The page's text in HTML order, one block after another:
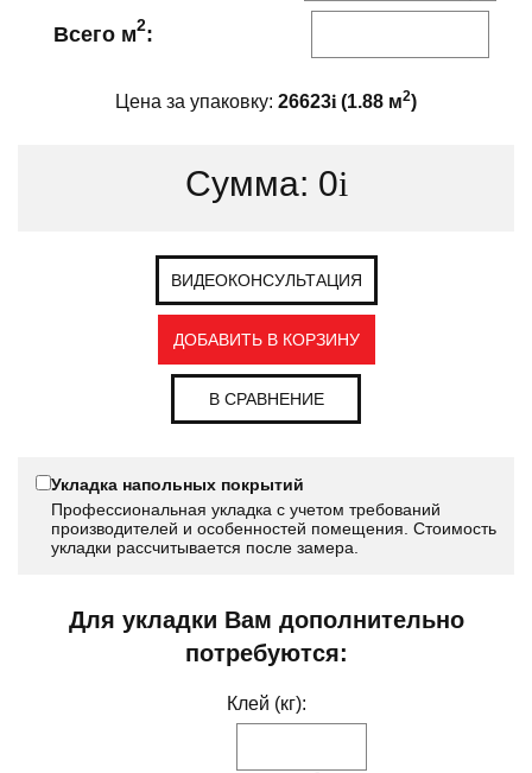
Всего м2:
Цена за упаковку: 26623i (1.88 м2)
Сумма: 0i
ВИДЕОКОНСУЛЬТАЦИЯ
ДОБАВИТЬ В КОРЗИНУ
В СРАВНЕНИЕ
Укладка напольных покрытий
Профессиональная укладка с учетом требований
производителей и особенностей помещения. Стоимость
укладки рассчитывается после замера.
Для укладки Вам дополнительно
потребуются:
Клей (кг):